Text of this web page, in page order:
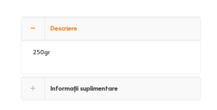
Descriere
250gr
Informații suplimentare